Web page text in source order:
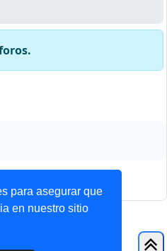
para asegurar que
en nuestro sitio
2025
| Condiciones